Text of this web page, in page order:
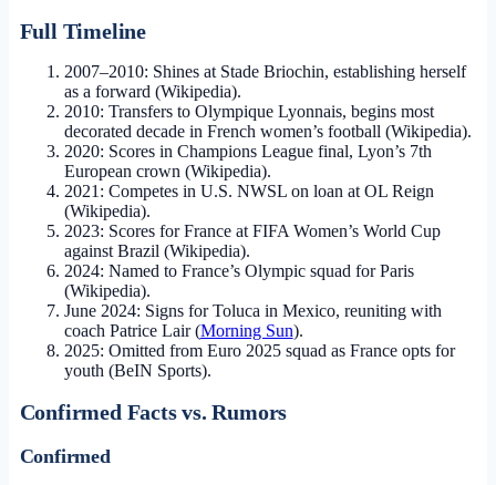
Full Timeline
2007–2010: Shines at Stade Briochin, establishing herself
as a forward (Wikipedia).
2010: Transfers to Olympique Lyonnais, begins most
decorated decade in French women’s football (Wikipedia).
2020: Scores in Champions League final, Lyon’s 7th
European crown (Wikipedia).
2021: Competes in U.S. NWSL on loan at OL Reign
(Wikipedia).
2023: Scores for France at FIFA Women’s World Cup
against Brazil (Wikipedia).
2024: Named to France’s Olympic squad for Paris
(Wikipedia).
June 2024: Signs for Toluca in Mexico, reuniting with
coach Patrice Lair (Morning Sun).
2025: Omitted from Euro 2025 squad as France opts for
youth (BeIN Sports).
Confirmed Facts vs. Rumors
Confirmed